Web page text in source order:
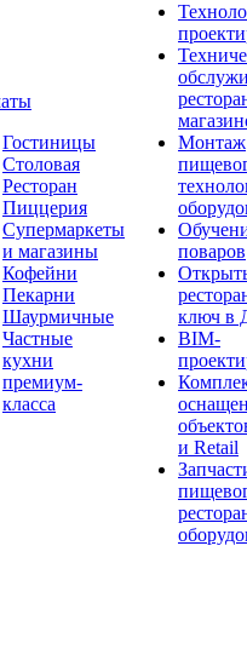
Гостиницы
Столовая
Ресторан
Пиццерия
Супермаркеты
и магазины
Кофейни
Пекарни
Шаурмичные
Частные
кухни
премиум-
класса
Монтаж
поваров
ключ в
BIM-
и Retail